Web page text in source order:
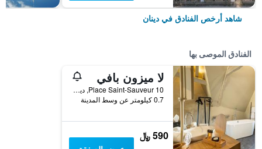
شاهد أرخص الفنادق في دينان
الفنادق الموصى بها
لا ميزون بافي
10 Place Saint-Sauveur, دينان, منطقة بريتاني, فرنسا
0.7 كيلومتر عن وسط المدينة
590 ﷼